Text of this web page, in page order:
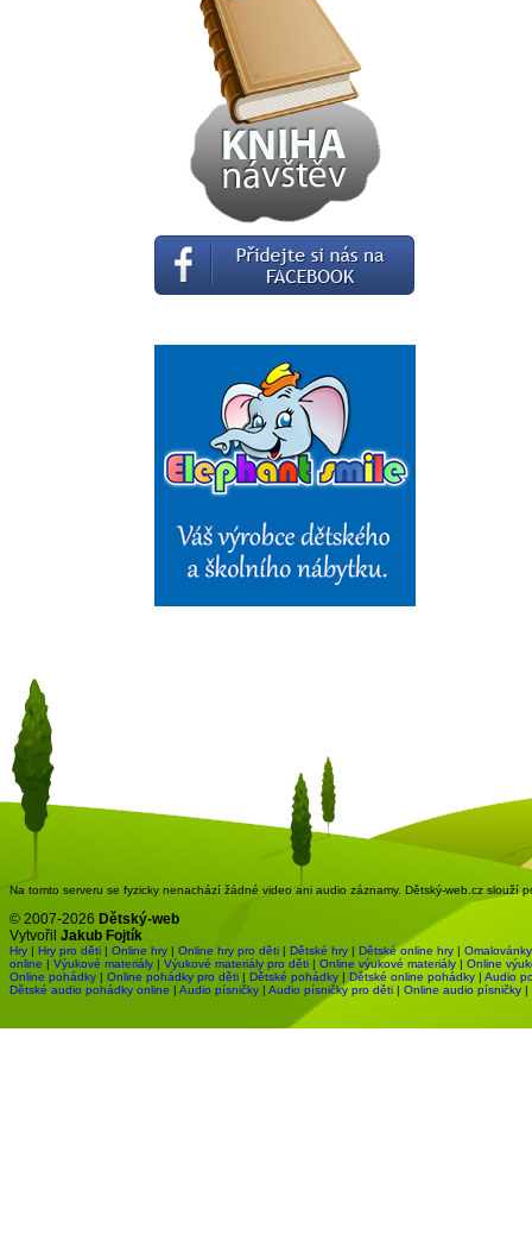
Na tomto serveru se fyzicky nenachází žádné video ani audio záznamy. Dětský-web.cz slouží
© 2007-2026 Dětský-web
Vytvořil Jakub Fojtík
Hry | Hry pro děti | Online hry | Online hry pro děti | Dětské hry | Dětské online hry | Omalovánky
online | Výukové materiály | Výukové materiály pro děti | Online výukové materiály | Online
Online pohádky | Online pohádky pro děti | Dětské pohádky | Dětské online pohádky | Audio
Dětské audio pohádky online | Audio písničky | Audio písničky pro děti | Online audio písničky |